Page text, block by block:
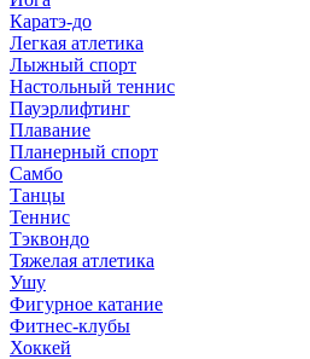
Каратэ-до
Легкая атлетика
Лыжный спорт
Настольный теннис
Пауэрлифтинг
Плавание
Планерный спорт
Самбо
Танцы
Теннис
Тэквондо
Тяжелая атлетика
Ушу
Фигурное катание
Фитнес-клубы
Хоккей